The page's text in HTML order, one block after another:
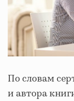
По словам
и автора